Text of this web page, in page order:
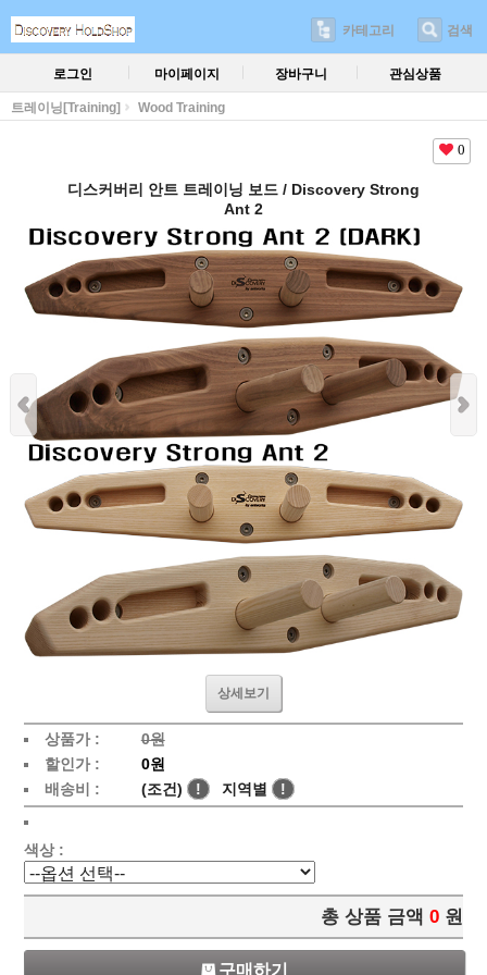
카테고리 검색
로그인 마이페이지 장바구니 관심상품
트레이닝[Training] Wood Training
0
디스커버리 안트 트레이닝 보드 / Discovery Strong
Ant 2
상세보기
상품가 :
0원
할인가 :
0원
배송비 :
(조건) ! 지역별 !
색상 :
총 상품 금액 0 원
구매하기